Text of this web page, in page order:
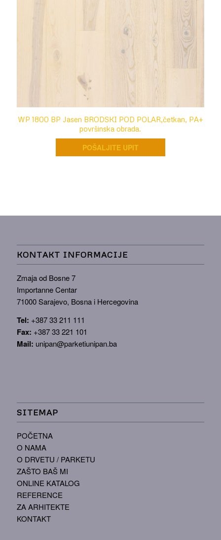
WP 1800 BP Jasen BRODSKI POD POLAR,četkan, PA+
površinska obrada.
POŠALJITE UPIT
KONTAKT INFORMACIJE
Zmaja od Bosne 7
Importanne Centar
71000 Sarajevo, Bosna i Hercegovina
Tel: +387 33 211 111
Fax: +387 33 221 101
Mail: unipan@parketiunipan.ba
SITEMAP
POČETNA
O NAMA
O DRVETU / PARKETU
ZAŠTO BAŠ MI
ONLINE KATALOG
REFERENCE
ZA ARHITEKTE
KONTAKT